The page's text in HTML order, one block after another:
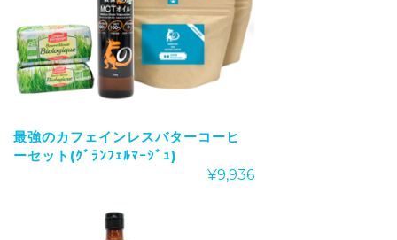
最強のカフェインレスバターコーヒ
ーセット(ｸﾞﾗﾝﾌｪﾙﾏｰｼﾞｭ)
¥9,936